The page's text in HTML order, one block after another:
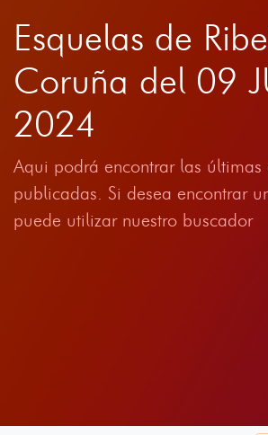
Esquelas de
Coruña del 09
2024
Aqui podrá encontrar las últimas
publicadas. Si desea encontrar
puede utilizar nuestro buscador